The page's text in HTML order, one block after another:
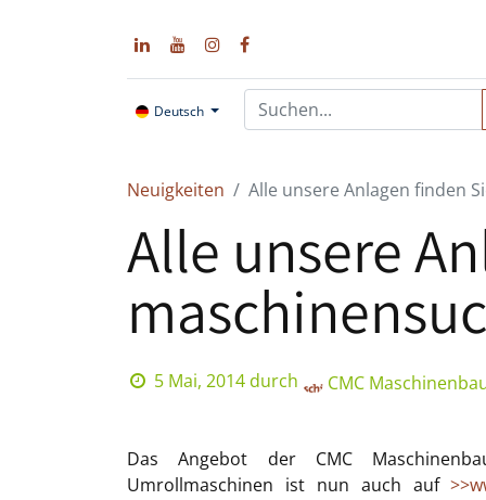
Deutsch
Neuigkeiten Alle unsere Anlagen finden
Alle unsere
5 Mai, 2014 durch CMC
Das Angebot der CMC
Umrollmaschinen ist nun auch auf